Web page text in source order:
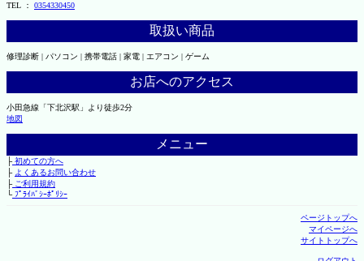
TEL ： 0354330450
取扱い商品
修理診断 | パソコン | 携帯電話 | 家電 | エアコン | ゲーム
お店へのアクセス
小田急線「下北沢駅」より徒歩2分
地図
メニュー
├初めての方へ
├ よくあるお問い合わせ
├ご利用規約
└ﾌﾟﾗｲﾊﾞｼｰﾎﾟﾘｼｰ
ページトップへ
マイページへ
サイトトップへ